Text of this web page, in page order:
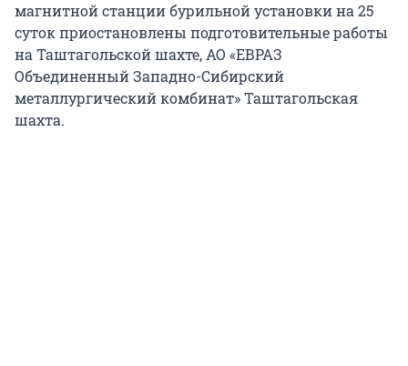
магнитной станции бурильной установки на 25
суток приостановлены подготовительные работы
на Таштагольской шахте, АО «ЕВРАЗ
Объединенный Западно-Сибирский
металлургический комбинат» Таштагольская
шахта.